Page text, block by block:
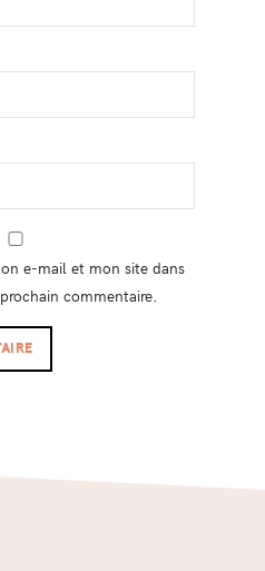
e-mail et mon site dans
commentaire.